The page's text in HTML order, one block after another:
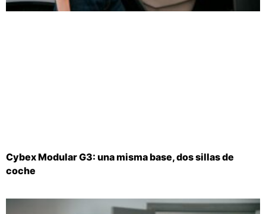
Cybex Modular G3: una misma base, dos sillas de
coche